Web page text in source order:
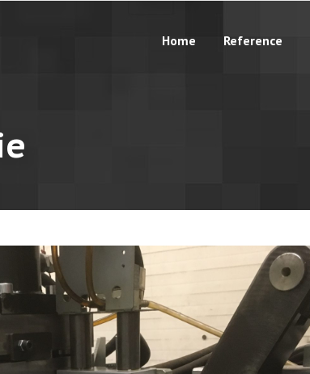
Home Reference